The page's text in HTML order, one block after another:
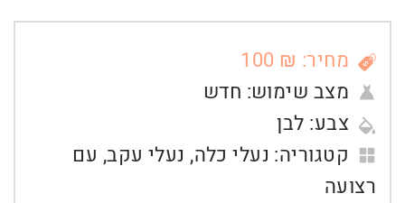
מחיר: ₪ 100
מצב שימוש: חדש
צבע: לבן
קטגוריה: נעלי כלה, נעלי עקב, עם
רצועה